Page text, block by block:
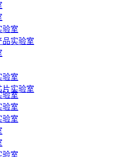
验室
品实验室
验室
片实验室
验室
验室
验室
验室